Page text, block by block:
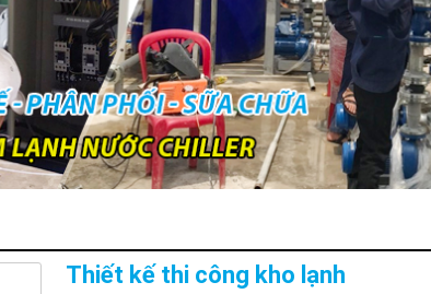
Thiết kế thi công kho lạnh